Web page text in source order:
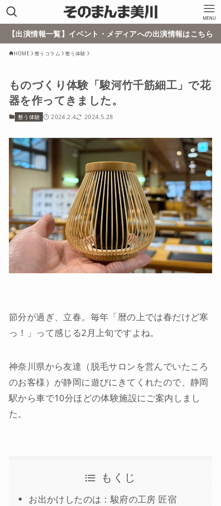
MENU
【出演情報一覧】イベント・メディアへの出演情報はこちら
HOME 整うコラム 整う体験
ものづくり体験「駿河竹千筋細工」で花
器を作ってきました。
整う体験 2024.2.4 2024.5.28
節分が過ぎ、立春。毎年「暦の上では春だけど寒
っ！」って感じる2月上旬ですよね。
神奈川県から友達（脱毛サロンを営んでいたころ
のお客様）が静岡に遊びにきてくれたので、静岡
駅から車で10分ほどの体験施設にご案内しまし
た。
もくじ
お出かけしたのは：駿府の工房 匠宿